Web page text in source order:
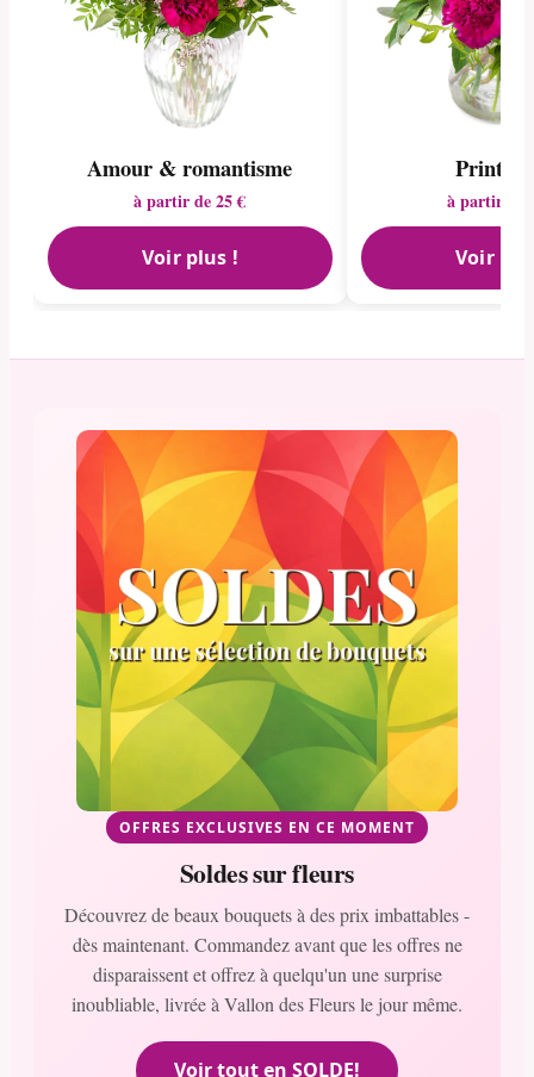
Amour & romantisme
à partir de 25 €
Voir plus !
à partir de
Voir
OFFRES EXCLUSIVES EN CE MOMENT
Soldes sur fleurs
Découvrez de beaux bouquets à des prix imbattables -
dès maintenant. Commandez avant que les offres ne
disparaissent et offrez à quelqu'un une surprise
inoubliable, livrée à Vallon des Fleurs le jour même.
Voir tout en SOLDE!